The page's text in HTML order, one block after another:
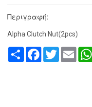
Περιγραφή:
Alpha Clutch Nut(2pcs)
Share FacebookTwitterEmail